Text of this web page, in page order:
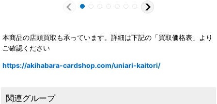
本商品の店頭買取も承っています。詳細は下記の「買取価格表」より
ご確認ください
https://akihabara-cardshop.com/uniari-kaitori/
関連グループ